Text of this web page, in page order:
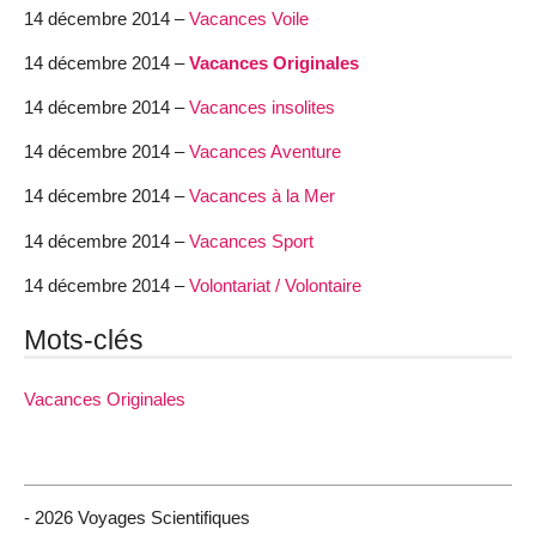
14 décembre 2014 –Vacances Voile
14 décembre 2014 –Vacances Originales
14 décembre 2014 –Vacances insolites
14 décembre 2014 –Vacances Aventure
14 décembre 2014 –Vacances à la Mer
14 décembre 2014 –Vacances Sport
14 décembre 2014 –Volontariat / Volontaire
Mots-clés
Vacances Originales
- 2026 Voyages Scientifiques